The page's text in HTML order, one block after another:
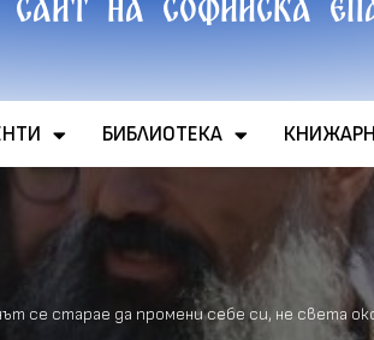
сайт на софийска
БИБЛИОТЕКА
се старае да промени себе си, не света